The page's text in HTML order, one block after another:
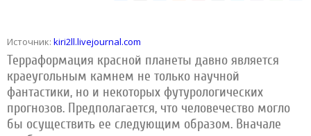
Источник: kiri2ll.livejournal.com
Терраформация красной планеты давно является
краеугольным камнем не только научной
фантастики, но и некоторых футурологических
прогнозов. Предполагается, что человечество могло
бы осуществить ее следующим образом. Вначале